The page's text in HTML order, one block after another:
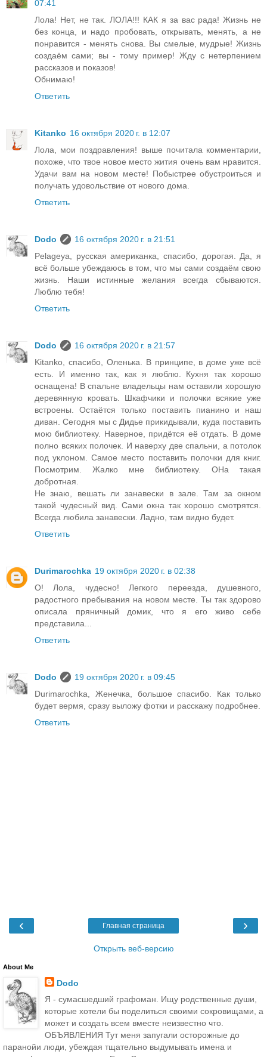
07:41
Лола! Нет, не так. ЛОЛА!!! КАК я за вас рада! Жизнь не
без конца, и надо пробовать, открывать, менять, а не
понравится - менять снова. Вы смелые, мудрые! Жизнь
создаём сами; вы - тому пример! Жду с нетерпением
рассказов и показов!
Обнимаю!
Ответить
Kitanko 16 октября 2020 г. в 12:07
Лола, мои поздравления! выше почитала комментарии,
похоже, что твое новое место жития очень вам нравится.
Удачи вам на новом месте! Побыстрее обустроиться и
получать удовольствие от нового дома.
Ответить
Dodo
16 октября 2020 г. в 21:51
Pelageya, русская американка, спасибо, дорогая. Да, я
всё больше убеждаюсь в том, что мы сами создаём свою
жизнь. Наши истинные желания всегда сбываются.
Люблю тебя!
Ответить
Dodo
16 октября 2020 г. в 21:57
Kitanko, спасибо, Оленька. В принципе, в доме уже всё
есть. И именно так, как я люблю. Кухня так хорошо
оснащена! В спальне владельцы нам оставили хорошую
деревянную кровать. Шкафчики и полочки всякие уже
встроены. Остаётся только поставить пианино и наш
диван. Сегодня мы с Дидье прикидывали, куда поставить
мою библиотеку. Наверное, придётся её отдать. В доме
полно всяких полочек. И наверху две спальни, а потолок
под уклоном. Самое место поставить полочки для книг.
Посмотрим. Жалко мне библиотеку. ОНа такая
добротная.
Не знаю, вешать ли занавески в зале. Там за окном
такой чудесный вид. Сами окна так хорошо смотрятся.
Всегда любила занавески. Ладно, там видно будет.
Ответить
Durimarochka 19 октября 2020 г. в 02:38
О! Лола, чудесно! Легкого переезда, душевного,
радостного пребывания на новом месте. Ты так здорово
описала пряничный домик, что я его живо себе
представила...
Ответить
Dodo
19 октября 2020 г. в 09:45
Durimarochka, Женечка, большое спасибо. Как только
будет вермя, сразу выложу фотки и расскажу подробнее.
Ответить
‹ ›
Главная страница
Открыть веб-версию
About Me
Dodo
Я - сумасшедший графоман. Ищу родственные души,
которые хотели бы поделиться своими сокровищами, а
может и создать всем вместе неизвестно что.
ОБЪЯВЛЕНИЯ Тут меня запугали осторожные до
паранойи люди, убеждая тщательно выдумывать имена и